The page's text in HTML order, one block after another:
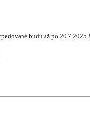
budú až po 20.7.2025 !